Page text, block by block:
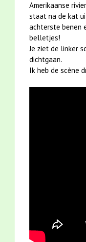
Amerikaanse
staat na de kat
achterste benen
belletjes!
Je ziet de linker
dichtgaan.
Ik heb de scène